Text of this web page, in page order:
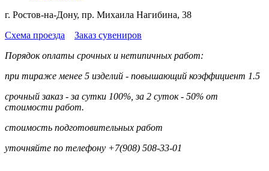
г. Ростов-на-Дону, пр. Михаила Нагибина, 38
Схема проезда
Заказ сувениров
Порядок оплаты срочных и нетипичных работ:
при тираже менее 5 изделий - повышающий коэффициент 1.5
срочный заказ - за сутки 100%, за 2 суток - 50% от
стоимости работ.
стоимость подготовительных работ
уточняйте по телефону +7(908) 508-33-01